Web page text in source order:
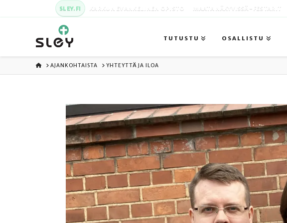
SLEY.FI KARKUN EVANKELINEN OPISTO MAATA NÄKYVISSÄ -FESTARIT
TUTUSTU OSALLISTU
ETUSIVU
AJANKOHTAISTA YHTEYTTÄ JA ILOA